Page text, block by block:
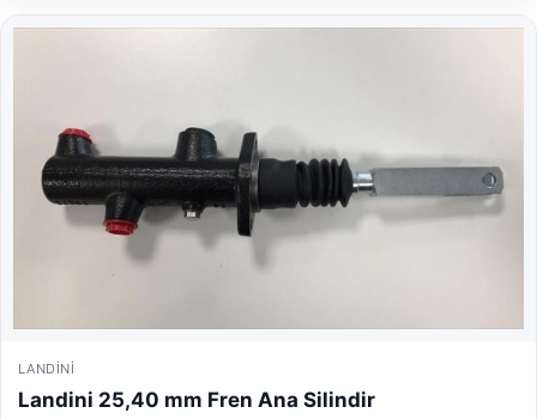
LANDINI
Landini 25,40 mm Fren Ana Silindir